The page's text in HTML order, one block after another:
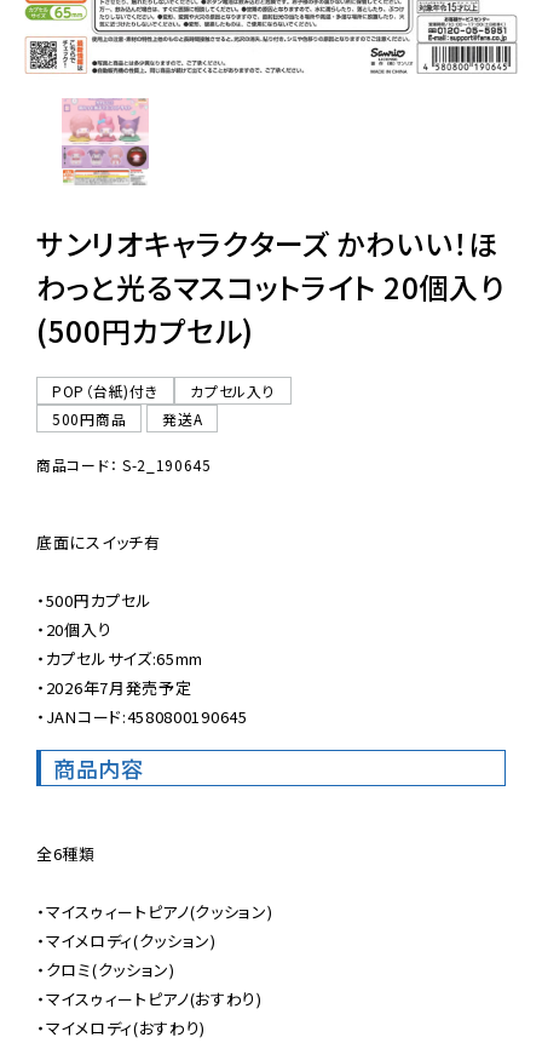
06-6282-7659
サンリオキャラクターズ かわいい！ほ
わっと光るマスコットライト 20個入り
(500円カプセル)
POP（台紙)付き
カプセル入り
500円商品
発送A
商品コード： S-2_190645
底面にスイッチ有
・500円カプセル
・20個入り
・カプセルサイズ:65mm
・2026年7月発売予定
・JANコード:4580800190645
商品内容
全6種類
・マイスゥィートピアノ(クッション)
・マイメロディ(クッション)
・クロミ(クッション)
・マイスゥィートピアノ(おすわり)
・マイメロディ(おすわり)